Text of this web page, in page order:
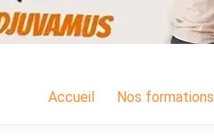
Accueil Nos formations